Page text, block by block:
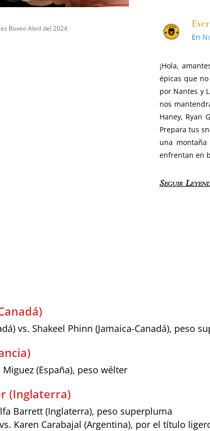
Boxeo Abril del 2024
En
¡Hola,
épicas que
por Nantes y
nos
Haney, Ryan
Prepara tus
una
enfrentan en
Seguir
vs. Shakeel Phinn (Jamaica-Canadá), peso
(España), peso wélter
(Inglaterra)
Barrett (Inglaterra), peso superpluma
Karen Carabajal (Argentina), por el título